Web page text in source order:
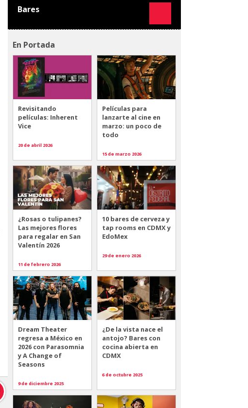
Bares
En Portada
Revisitando
películas: Inherent
Vice
20 de abril 2026
Películas para
lanzarte al cine en
marzo: un poco de
todo
15 de marzo 2026
¿Rosas o tulipanes?
Las mejores flores
para regalar en San
Valentín 2026
11 de febrero 2026
10 bares de cerveza y
tap rooms en CDMX y
EdoMex
29 de enero 2026
Dream Theater
regresa a México en
2026 con Parasomnia
y A Change of
Seasons
9 de diciembre 2025
¿De la vista nace el
antojo? Bares con
cocina abierta en
CDMX
6 de octubre 2025